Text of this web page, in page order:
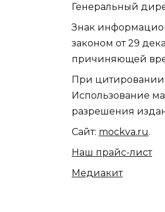
Генеральный
Знак
законом от 29
причиняющей
При цитировании
Использование
разрешения
Сайт: mockva.ru.
Наш прайс-лист
Медиакит